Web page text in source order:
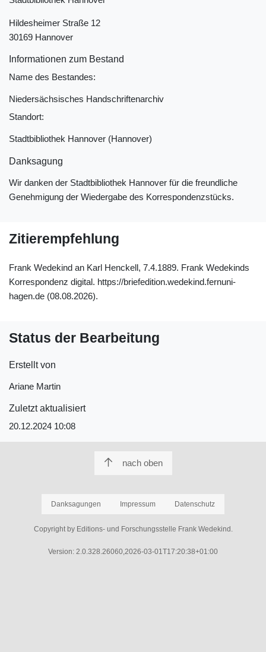
Hildesheimer Straße 12
30169 Hannover
Informationen zum Bestand
Name des Bestandes:
Niedersächsisches Handschriftenarchiv
Standort:
Stadtbibliothek Hannover (Hannover)
Danksagung
Wir danken der Stadtbibliothek Hannover für die freundliche
Genehmigung der Wiedergabe des Korrespondenzstücks.
Zitierempfehlung
Frank Wedekind an Karl Henckell, 7.4.1889. Frank Wedekinds
Korrespondenz digital. https://briefedition.wedekind.fernuni-
hagen.de (08.08.2026).
Status der Bearbeitung
Erstellt von
Ariane Martin
Zuletzt aktualisiert
20.12.2024 10:08
nach oben
Danksagungen Impressum Datenschutz
Copyright by Editions- und Forschungsstelle Frank Wedekind.
Version: 2.0.328.26060,2026-03-01T17:20:38+01:00